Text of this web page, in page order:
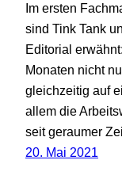
Im ersten
sind Tink Tank
Editorial
Monaten nicht
gleichzeitig auf
allem die
seit geraumer
20. Mai 2021